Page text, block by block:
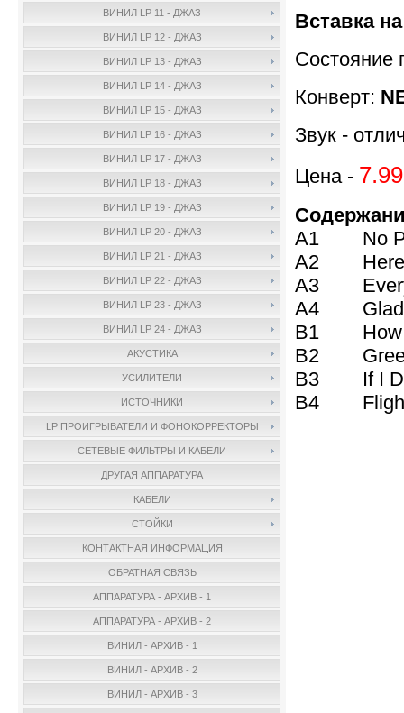
ВИНИЛ LP 11 - ДЖАЗ
ВИНИЛ LP 12 - ДЖАЗ
ВИНИЛ LP 13 - ДЖАЗ
ВИНИЛ LP 14 - ДЖАЗ
ВИНИЛ LP 15 - ДЖАЗ
ВИНИЛ LP 16 - ДЖАЗ
ВИНИЛ LP 17 - ДЖАЗ
ВИНИЛ LP 18 - ДЖАЗ
ВИНИЛ LP 19 - ДЖАЗ
ВИНИЛ LP 20 - ДЖАЗ
ВИНИЛ LP 21 - ДЖАЗ
ВИНИЛ LP 22 - ДЖАЗ
ВИНИЛ LP 23 - ДЖАЗ
ВИНИЛ LP 24 - ДЖАЗ
АКУСТИКА
УСИЛИТЕЛИ
ИСТОЧНИКИ
LP ПРОИГРЫВАТЕЛИ И ФОНОКОРРЕКТОРЫ
СЕТЕВЫЕ ФИЛЬТРЫ И КАБЕЛИ
ДРУГАЯ АППАРАТУРА
КАБЕЛИ
СТОЙКИ
КОНТАКТНАЯ ИНФОРМАЦИЯ
ОБРАТНАЯ СВЯЗЬ
АППАРАТУРА - АРХИВ - 1
АППАРАТУРА - АРХИВ - 2
ВИНИЛ - АРХИВ - 1
ВИНИЛ - АРХИВ - 2
ВИНИЛ - АРХИВ - 3
Вставка
Состояние
Конверт:
Звук -
Цена -
A1 No
A2 Here's
A3
A4 Glad I
B1 How
B2 Green
B3 If I Did
B4 Flight